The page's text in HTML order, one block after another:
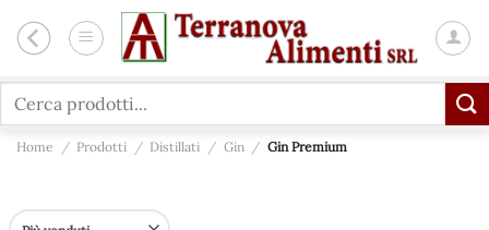
Cerca:
Home / Prodotti / Distillati / Gin / Gin Premium